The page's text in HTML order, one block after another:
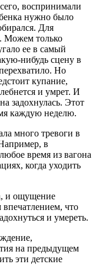
воспринимали
нужно было
Для
Можем только
ее в самый
нибудь сцену в
Но
купание,
и умрет. И
задохнулась. Этот
каждую неделю.
много тревоги в
в
время из вагона
когда уходить
и ощущение
впечатлением, что
и умереть.
на предыдущем
эти детские